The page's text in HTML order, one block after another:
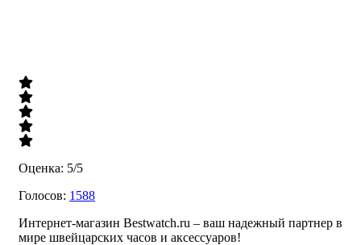
Оценка: 5/5
Голосов: 1588
Интернет-магазин Bestwatch.ru – ваш надежный партнер в
мире швейцарских часов и аксессуаров!